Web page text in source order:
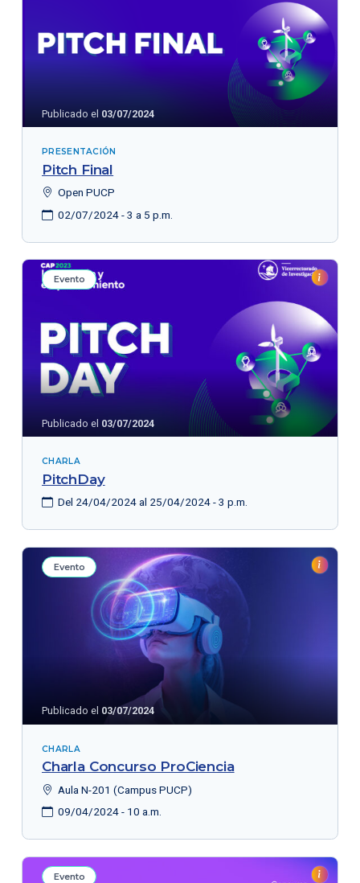
Publicado el 03/07/2024
PRESENTACIÓN
Pitch Final
Open PUCP
02/07/2024 - 3 a 5 p.m.
Evento
Publicado el 03/07/2024
CHARLA
PitchDay
Del 24/04/2024 al 25/04/2024 - 3 p.m.
Evento
Publicado el 03/07/2024
CHARLA
Charla Concurso ProCiencia
Aula N-201 (Campus PUCP)
09/04/2024 - 10 a.m.
Evento